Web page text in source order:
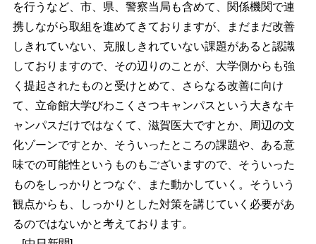
を行うなど、市、県、警察当局も含めて、関係機関で連
携しながら取組を進めてきておりますが、まだまだ改善
しきれていない、克服しきれていない課題があると認識
しておりますので、その辺りのことが、大学側からも強
く提起されたものと受けとめて、さらなる改善に向け
て、立命館大学びわこくさつキャンパスという大きなキ
ャンパスだけではなくて、滋賀医大ですとか、周辺の文
化ゾーンですとか、そういったところの課題や、ある意
味での可能性というものもございますので、そういった
ものをしっかりとつなぐ、また動かしていく。そういう
観点からも、しっかりとした対策を講じていく必要があ
るのではないかと考えております。